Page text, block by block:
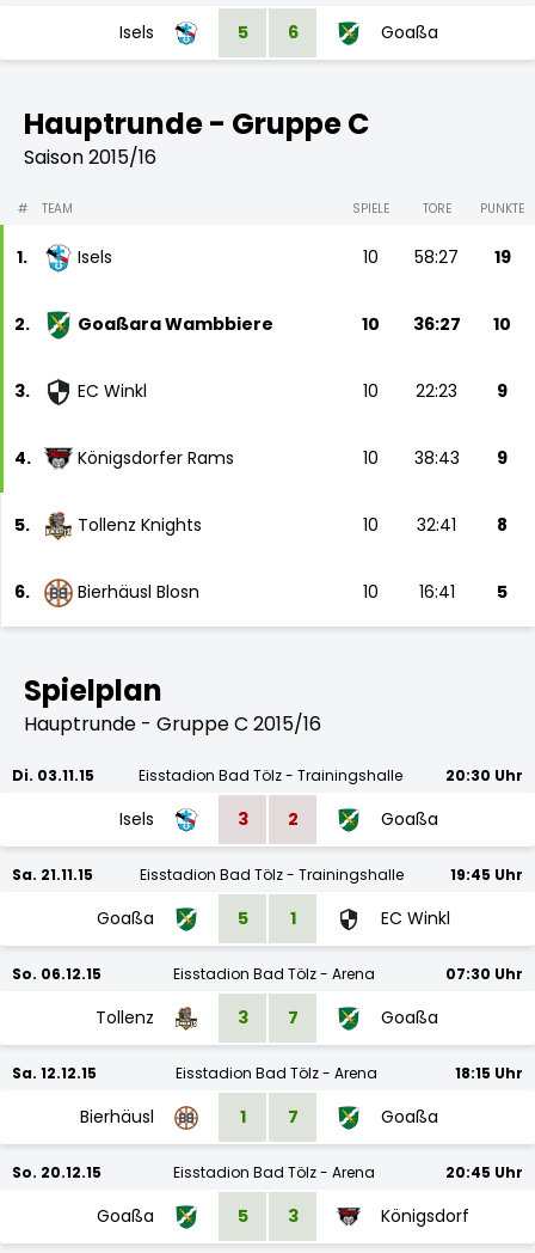
Isels 5 6 Goaßa
Hauptrunde - Gruppe C
Saison 2015/16
# TEAM SPIELE TORE PUNKTE
1. Isels 10 58:27 19
2. Goaßara Wambbiere 10 36:27 10
3. EC Winkl 10 22:23 9
4. Königsdorfer Rams 10 38:43 9
5. Tollenz Knights 10 32:41 8
6. Bierhäusl Blosn 10 16:41 5
Spielplan
Hauptrunde - Gruppe C 2015/16
Di. 03.11.15 Eisstadion Bad Tölz - Trainingshalle 20:30 Uhr
Isels 3 2 Goaßa
Sa. 21.11.15 Eisstadion Bad Tölz - Trainingshalle 19:45 Uhr
Goaßa 5 1 EC Winkl
So. 06.12.15 Eisstadion Bad Tölz - Arena 07:30 Uhr
Tollenz 3 7 Goaßa
Sa. 12.12.15 Eisstadion Bad Tölz - Arena 18:15 Uhr
Bierhäusl 1 7 Goaßa
So. 20.12.15 Eisstadion Bad Tölz - Arena 20:45 Uhr
Goaßa 5 3 Königsdorf